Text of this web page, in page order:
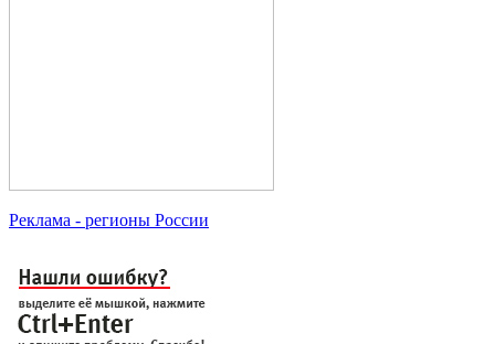
Реклама - регионы России